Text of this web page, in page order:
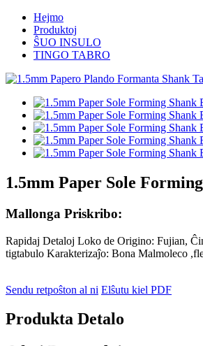
Hejmo
Produktoj
ŜUO INSULO
TINGO TABRO
1.5mm Paper Sole
Mallonga Priskribo:
Rapidaj Detaloj Loko de Origino: Fujian,
tigtabulo Karakterizaĵo: Bona Malmoleco
Sendu retpoŝton al ni Elŝutu kiel PDF
Produkta Detalo